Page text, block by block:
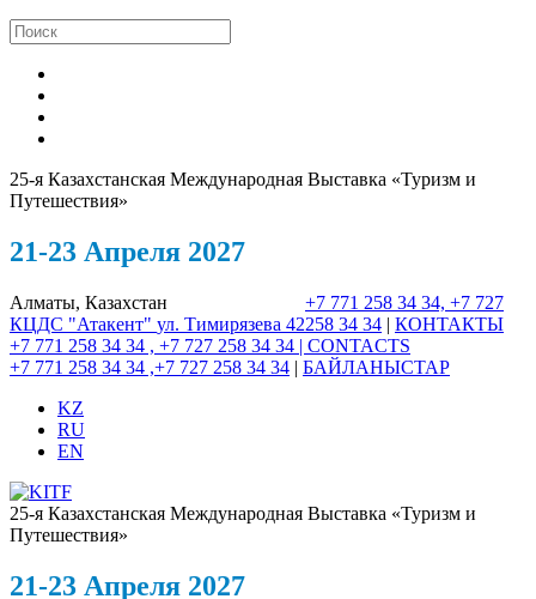
25-я Казахстанская Международная Выставка «Туризм и
Путешествия»
21-23 Апреля 2027
Алматы, Казахстан
КЦДС "Атакент" ул. Тимирязева 42
+7 771 258 34 34, +7 727
258 34 34 | КОНТАКТЫ
+7 771 258 34 34 , +7 727 258 34 34 | CONTACTS
+7 771 258 34 34 ,+7 727 258 34 34 | БАЙЛАНЫСТАР
KZ
RU
EN
25-я Казахстанская Международная Выставка «Туризм и
Путешествия»
21-23 Апреля 2027